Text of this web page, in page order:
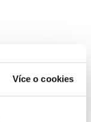
Více o cookies